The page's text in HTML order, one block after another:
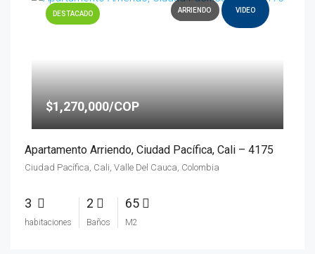
DESTACADO ARRIENDO VIDEO
$1,270,000/COP
Apartamento Arriendo, Ciudad Pacífica, Cali – 4175
Ciudad Pacífica, Cali, Valle Del Cauca, Colombia
3
habitaciones
2
Baños
65
M2